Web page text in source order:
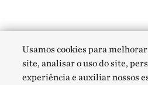
Usamos cookies para melhorar
site, analisar o uso do site,
experiência e auxiliar nossos